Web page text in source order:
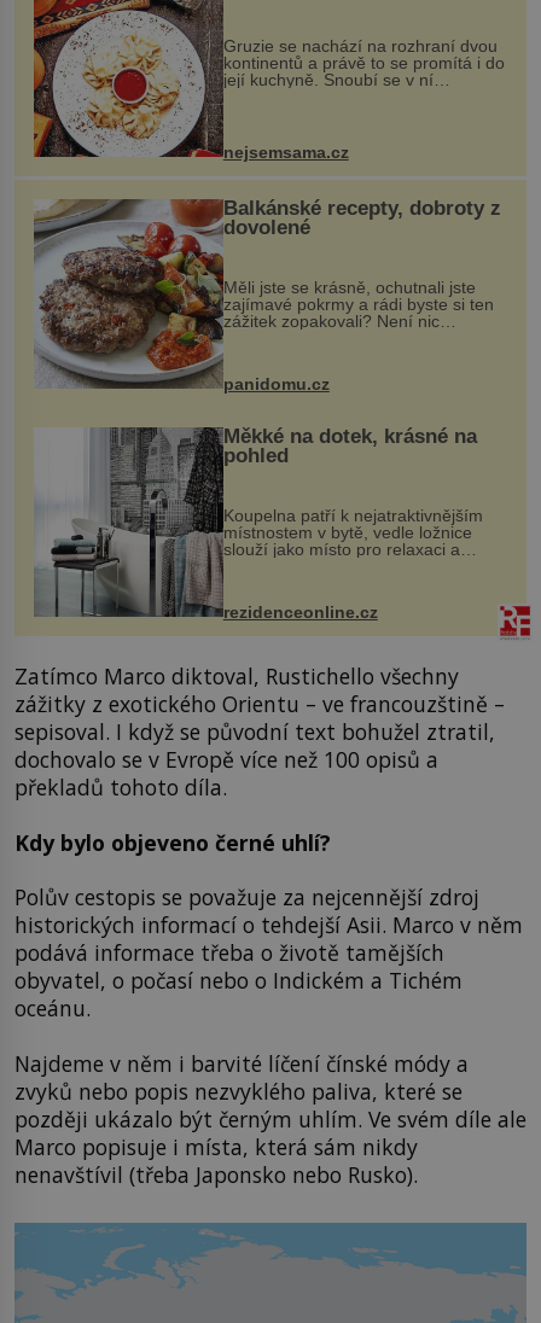
Gruzie se nachází na rozhraní dvou
kontinentů a právě to se promítá i do
její kuchyně. Snoubí se v ní
evropské a asijské chutě a díky tomu
vznikají rozmanité a chuťově bohaté
pokrmy, které rozhodně st...
nejsemsama.cz
Balkánské recepty, dobroty z
dovolené
Měli jste se krásně, ochutnali jste
zajímavé pokrmy a rádi byste si ten
zážitek zopakovali? Není nic
snazšího. Pljeskavica (10 porcí)
Možná jste ji ochutnali na dovolené v
panidomu.cz
Měkké na dotek, krásné na
pohled
Koupelna patří k nejatraktivnějším
místnostem v bytě, vedle ložnice
slouží jako místo pro relaxaci a
odpočinek. Koupelnový textil –
ručníky, osušky a koberečky –
mohou jako mávnutím kouzelného
proutku...
rezidenceonline.cz
Zatímco Marco diktoval, Rustichello všechny
zážitky z exotického Orientu – ve francouzštině –
sepisoval. I když se původní text bohužel ztratil,
dochovalo se v Evropě více než 100 opisů a
překladů tohoto díla.
Kdy bylo objeveno černé uhlí?
Polův cestopis se považuje za nejcennější zdroj
historických informací o tehdejší Asii. Marco v něm
podává informace třeba o životě tamějších
obyvatel, o počasí nebo o Indickém a Tichém
oceánu.
Najdeme v něm i barvité líčení čínské módy a
zvyků nebo popis nezvyklého paliva, které se
později ukázalo být černým uhlím. Ve svém díle ale
Marco popisuje i místa, která sám nikdy
nenavštívil (třeba Japonsko nebo Rusko).